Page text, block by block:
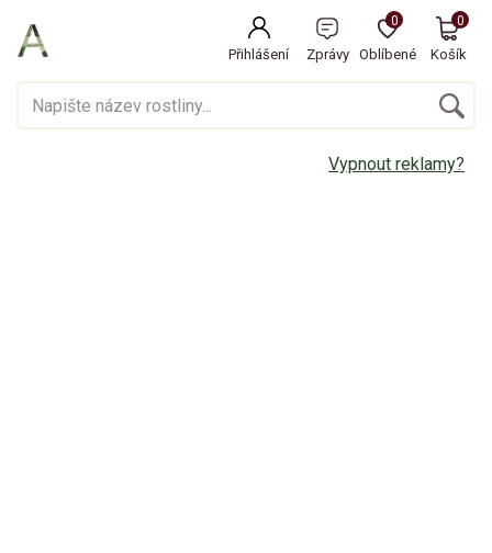
Přihlášení Zprávy Oblíbené
0
Košík
0
Vypnout reklamy?